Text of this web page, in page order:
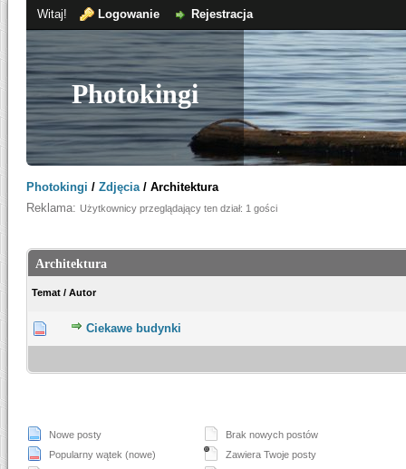
Witaj! Logowanie Rejestracja
Photokingi
Photokingi / Zdjęcia / Architektura
Reklama: Użytkownicy przeglądający ten dział: 1 gości
Architektura
Temat / Autor
Ciekawe budynki
Nowe posty
Popularny wątek (nowe)
Brak nowych postów
Zawiera Twoje posty